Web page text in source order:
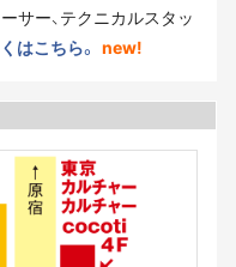
サー、テクニカルスタッ
はこちら。 new!